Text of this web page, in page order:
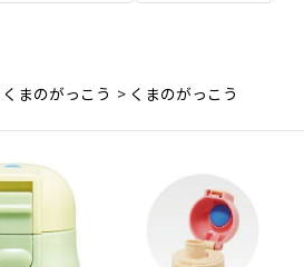
くまのがっこう > くまのがっこう